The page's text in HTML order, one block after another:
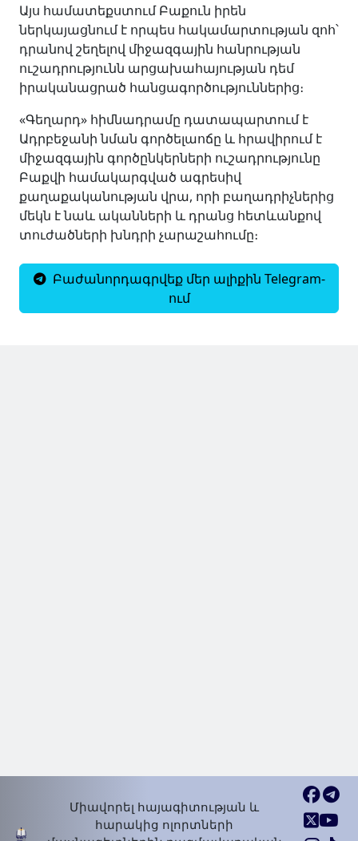
Այս համատեքստում Բաքուն իրեն
ներկայացնում է որպես հակամարտության զոհ՝
դրանով շեղելով միջազգային հանրության
ուշադրությունն արցախահայության դեմ
իրականացրած հանցագործություններից։
«Գեղարդ» հիմնադրամը դատապարտում է
Ադրբեջանի նման գործելաոճը և հրավիրում է
միջազգային գործընկերների ուշադրությունը
Բաքվի համակարգված ագրեսիվ
քաղաքականության վրա, որի բաղադրիչներից
մեկն է նաև ականների և դրանց հետևանքով
տուժածների խնդրի չարաշահումը։
Բաժանորդագրվեք մեր ալիքին Telegram-
ում
Միավորել հայագիտության և
հարակից ոլորտների